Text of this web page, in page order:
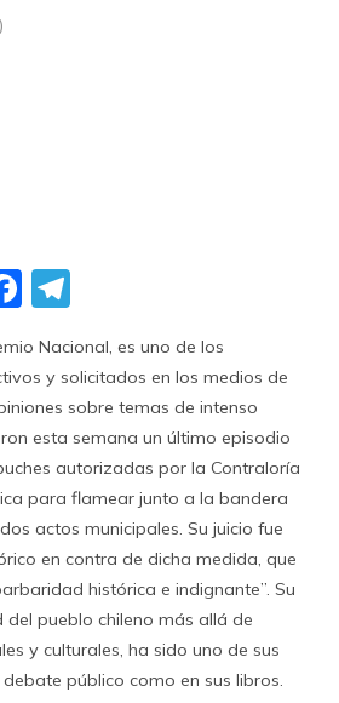
Facebook
Nacional, es uno de los
y solicitados en los medios de
sobre temas de intenso
esta semana un último episodio
autorizadas por la Contraloría
para flamear junto a la bandera
actos municipales. Su juicio fue
en contra de dicha medida, que
histórica e indignante”. Su
pueblo chileno más allá de
y culturales, ha sido uno de sus
público como en sus libros.